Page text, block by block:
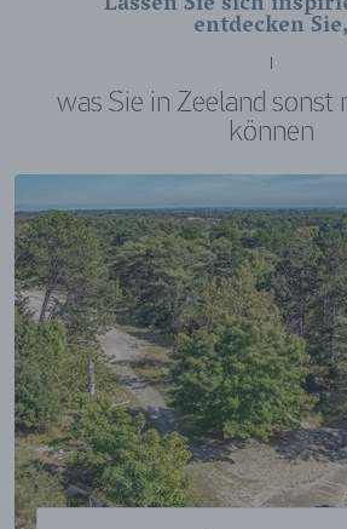
entdecken Sie,
was Sie in Zeeland sonst
können